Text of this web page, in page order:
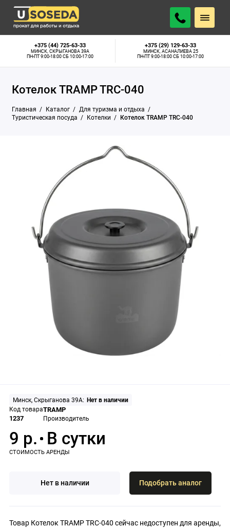
+375 (44) 725-63-33
МИНСК, СКРЫГАНОВА 39А
ПН-ПТ 9:00-18:00 СБ 10:00-17:00
+375 (29) 129-63-33
МИНСК, АСАНАЛИЕВА 25
ПН-ПТ 9:00-18:00 СБ 10:00-17:00
Котелок TRAMP TRC-040
Главная Каталог
Для туризма и отдыха
Туристическая посуда
Котелки Котелок TRAMP TRC-040
Минск, Скрыганова 39А: Нет в наличии
Код товара
1237
TRAMP
Производитель
9 р.
Нет в наличии Подобрать аналог
Товар Котелок TRAMP TRC-040 сейчас недоступен для аренды,
Минск, Скрыганова 39А: Нет в наличии ПОДОБРАТЬ АНАЛОГ